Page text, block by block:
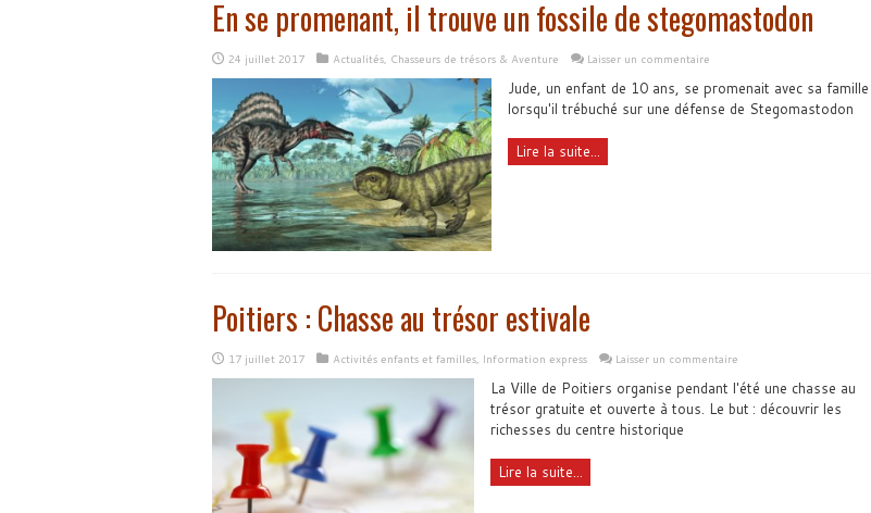
En se promenant, il trouve un fossile de stegomastodon
24 juillet 2017 Actualités, Chasseurs de trésors & Aventure Laisser un commentaire
Jude, un enfant de 10 ans, se promenait avec sa famille
lorsqu'il trébuché sur une défense de Stegomastodon
Lire la suite...
Poitiers : Chasse au trésor estivale
17 juillet 2017 Activités enfants et familles, Information express Laisser un commentaire
La Ville de Poitiers organise pendant l'été une chasse au
trésor gratuite et ouverte à tous. Le but : découvrir les
richesses du centre historique
Lire la suite...